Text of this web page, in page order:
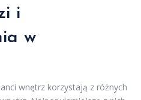
i
w
wnętrz korzystają z różnych